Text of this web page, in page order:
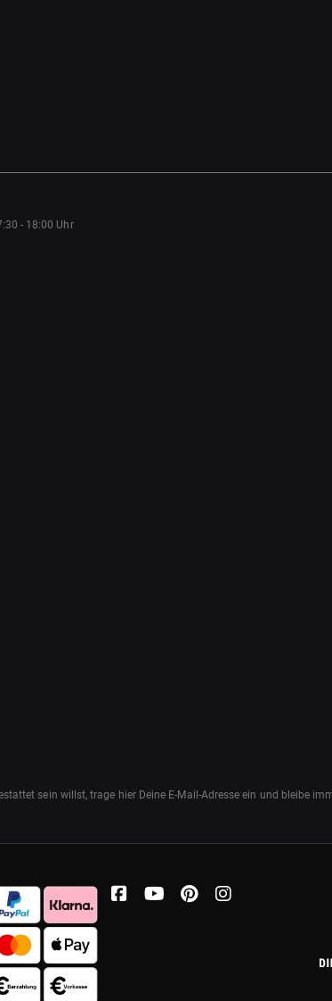
- 18:00 Uhr
sein willst, trage hier Deine E-Mail-Adresse ein und bleibe